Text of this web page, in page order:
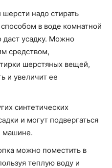
шерсти надо стирать
в воде комнатной
усадку. Можно
средством,
шерстяных вещей,
и увеличит ее
синтетических
и могут подвергаться
машине.
можно поместить в
теплую воду и